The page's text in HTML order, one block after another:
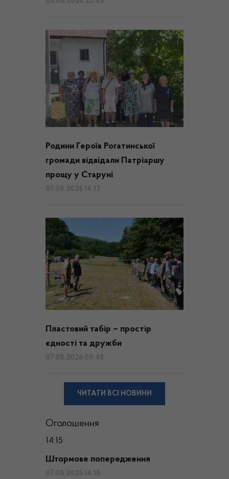
Родини Героїв Рогатинської
громади відвідали Патріаршу
прощу у Старуні
07.08.2026 14:17
Пластовий табір – простір
єдності та дружби
07.08.2026 09:48
ЧИТАТИ ВСІ НОВИНИ
Оголошення
14:15
Штормове попередження
07.08.2026 14:15